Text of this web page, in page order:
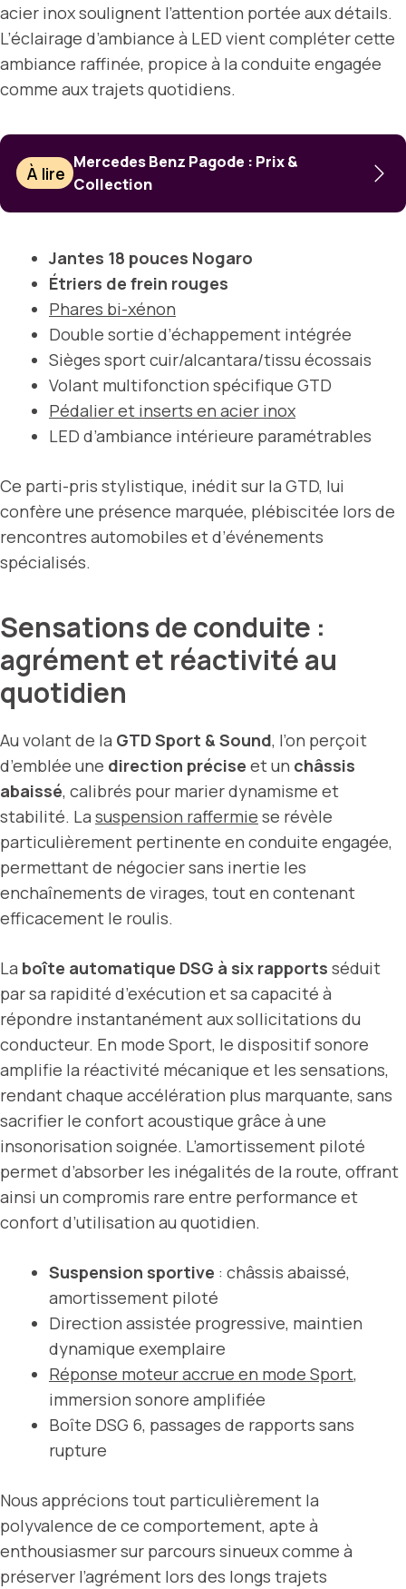
acier inox soulignent l’attention portée aux détails.
L’éclairage d’ambiance à LED vient compléter cette
ambiance raffinée, propice à la conduite engagée
comme aux trajets quotidiens.
À lire
Mercedes Benz Pagode : Prix &
Collection
Jantes 18 pouces Nogaro
Étriers de frein rouges
Phares bi-xénon
Double sortie d’échappement intégrée
Sièges sport cuir/alcantara/tissu écossais
Volant multifonction spécifique GTD
Pédalier et inserts en acier inox
LED d’ambiance intérieure paramétrables
Ce parti-pris stylistique, inédit sur la GTD, lui
confère une présence marquée, plébiscitée lors de
rencontres automobiles et d’événements
spécialisés.
Sensations de conduite :
agrément et réactivité au
quotidien
Au volant de la GTD Sport & Sound, l’on perçoit
d’emblée une direction précise et un châssis
abaissé, calibrés pour marier dynamisme et
stabilité. La suspension raffermie se révèle
particulièrement pertinente en conduite engagée,
permettant de négocier sans inertie les
enchaînements de virages, tout en contenant
efficacement le roulis.
La boîte automatique DSG à six rapports séduit
par sa rapidité d’exécution et sa capacité à
répondre instantanément aux sollicitations du
conducteur. En mode Sport, le dispositif sonore
amplifie la réactivité mécanique et les sensations,
rendant chaque accélération plus marquante, sans
sacrifier le confort acoustique grâce à une
insonorisation soignée. L’amortissement piloté
permet d’absorber les inégalités de la route, offrant
ainsi un compromis rare entre performance et
confort d’utilisation au quotidien.
Suspension sportive : châssis abaissé,
amortissement piloté
Direction assistée progressive, maintien
dynamique exemplaire
Réponse moteur accrue en mode Sport,
immersion sonore amplifiée
Boîte DSG 6, passages de rapports sans
rupture
Nous apprécions tout particulièrement la
polyvalence de ce comportement, apte à
enthousiasmer sur parcours sinueux comme à
préserver l’agrément lors des longs trajets